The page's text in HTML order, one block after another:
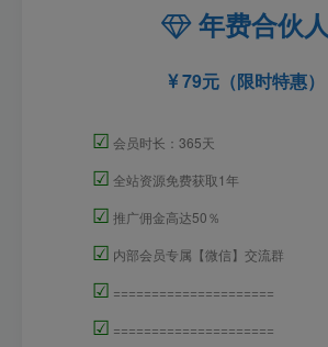
年费合伙人
79元（限时特惠）
☑ 会员时长：365天
☑ 全站资源免费获取1年
☑ 推广佣金高达50％
☑ 内部会员专属【微信】交流群
☑ =====================
☑ =====================